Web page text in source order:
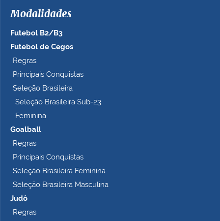
Modalidades
Futebol B2/B3
Futebol de Cegos
Regras
Principais Conquistas
Seleção Brasileira
Seleção Brasileira Sub-23
Feminina
Goalball
Regras
Principais Conquistas
Seleção Brasileira Feminina
Seleção Brasileira Masculina
Judô
Regras